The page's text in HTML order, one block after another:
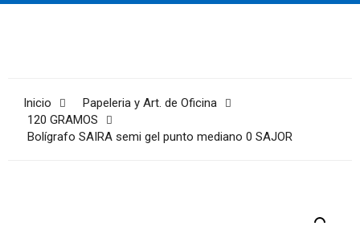
Inicio
Papeleria y Art. de Oficina
120 GRAMOS
Bolígrafo SAIRA semi gel punto mediano 0 SAJOR